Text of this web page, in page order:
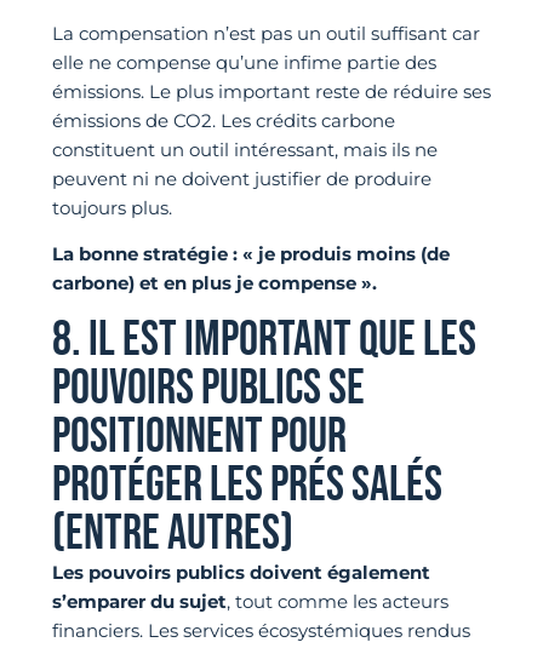
La compensation n’est pas un outil suffisant car
elle ne compense qu’une infime partie des
émissions. Le plus important reste de réduire ses
émissions de CO2. Les crédits carbone
constituent un outil intéressant, mais ils ne
peuvent ni ne doivent justifier de produire
toujours plus.
La bonne stratégie : « je produis moins (de
carbone) et en plus je compense ».
8. IL EST IMPORTANT QUE LES
POUVOIRS PUBLICS SE
POSITIONNENT POUR
PROTÉGER LES PRÉS SALÉS
(ENTRE AUTRES)
Les pouvoirs publics doivent également
s’emparer du sujet, tout comme les acteurs
financiers. Les services écosystémiques rendus